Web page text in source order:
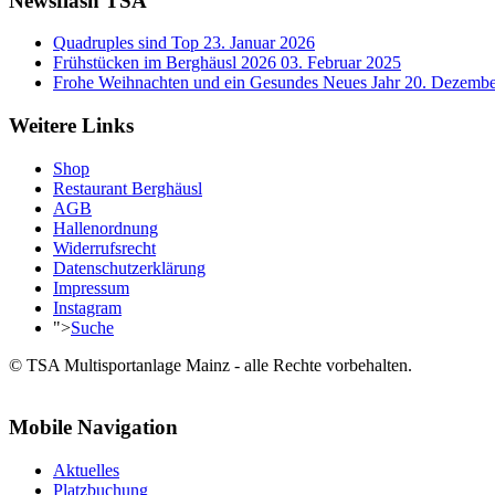
Quadruples sind Top 23. Januar 2026
Frühstücken im Berghäusl 2026 03. Februar 2025
Frohe Weihnachten und ein Gesundes Neues Jahr 20.
Weitere Links
Shop
Restaurant Berghäusl
AGB
Hallenordnung
Widerrufsrecht
Datenschutzerklärung
Impressum
Instagram
">Suche
© TSA Multisportanlage Mainz - alle Rechte vorbehalten.
Mobile Navigation
Aktuelles
Platzbuchung